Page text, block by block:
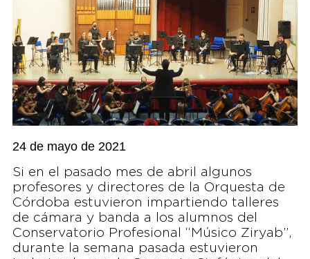
24 de mayo de 2021
Si en el pasado mes de abril algunos
profesores y directores de la Orquesta de
Córdoba estuvieron impartiendo talleres
de cámara y banda a los alumnos del
Conservatorio Profesional “Músico Ziryab”,
durante la semana pasada estuvieron